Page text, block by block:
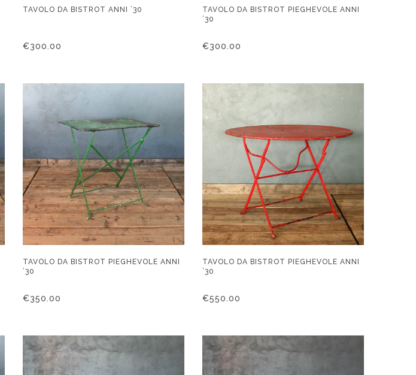
TAVOLO DA BISTROT ANNI ’30
€300.00
TAVOLO DA BISTROT PIEGHEVOLE ANNI
’30
€300.00
TAVOLO DA BISTROT PIEGHEVOLE ANNI
’30
€350.00
TAVOLO DA BISTROT PIEGHEVOLE ANNI
’30
€550.00